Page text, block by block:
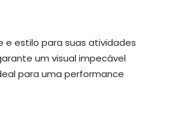
estilo para suas atividades
um visual impecável
para uma performance